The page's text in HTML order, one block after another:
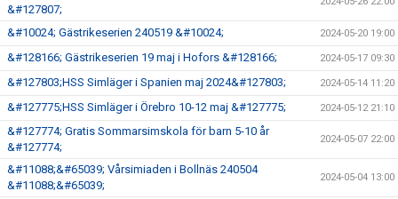
&#127807;
&#10024; Gästrikeserien 240519 &#10024; 2024-05-20 19:00
&#128166; Gästrikeserien 19 maj i Hofors &#128166; 2024-05-17 09:30
&#127803;HSS Simläger i Spanien maj 2024&#127803; 2024-05-14 11:20
&#127775;HSS Simläger i Örebro 10-12 maj &#127775; 2024-05-12 21:10
&#127774; Gratis Sommarsimskola för barn 5-10 år
&#127774;
2024-05-07 22:00
&#11088;&#65039; Vårsimiaden i Bollnäs 240504
&#11088;&#65039;
2024-05-04 13:00